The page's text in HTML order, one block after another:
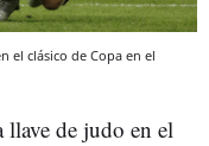
el clásico de Copa en el
de judo en el